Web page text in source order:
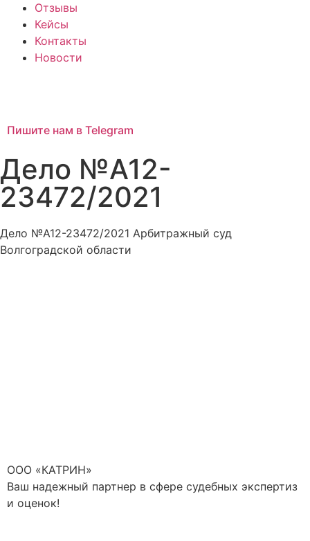
Отзывы
Кейсы
Контакты
Новости
Пишите нам в Telegram
Дело №А12-
23472/2021
Дело №А12-23472/2021 Арбитражный суд
Волгоградской области
ООО «КАТРИН»
Ваш надежный партнер в сфере судебных экспертиз
и оценок!